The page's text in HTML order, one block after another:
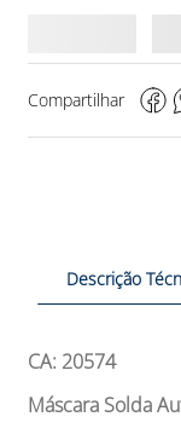
Compartilhar
Descrição
CA: 20574
Máscara Solda